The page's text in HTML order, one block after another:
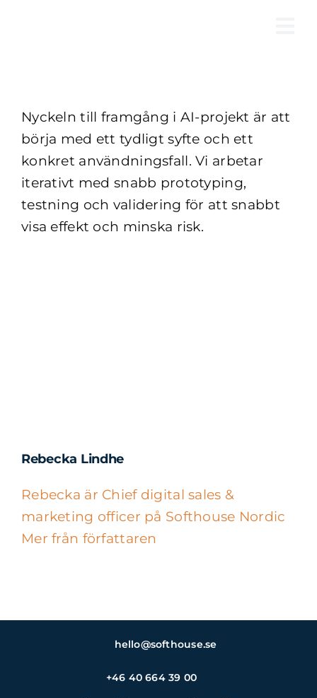
Nyckeln till framgång i AI-projekt är att
börja med ett tydligt syfte och ett
konkret användningsfall. Vi arbetar
iterativt med snabb prototyping,
testning och validering för att snabbt
visa effekt och minska risk.
Rebecka Lindhe
Rebecka är Chief digital sales &
marketing officer på Softhouse Nordic
Mer från författaren
hello@softhouse.se
+46 40 664 39 00